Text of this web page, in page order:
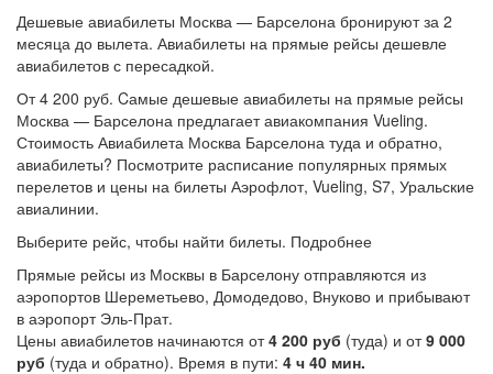
Дешевые авиабилеты Москва — Барселона бронируют за 2
месяца до вылета. Авиабилеты на прямые рейсы дешевле
авиабилетов с пересадкой.
От 4 200 руб. Cамые дешевые авиабилеты на прямые рейсы
Москва — Барселона предлагает авиакомпания Vueling.
Стоимость Авиабилета Москва Барселона туда и обратно,
авиабилеты? Посмотрите расписание популярных прямых
перелетов и цены на билеты Аэрофлот, Vueling, S7, Уральские
авиалинии.
Выберите рейс, чтобы найти билеты. Подробнее
Прямые рейсы из Москвы в Барселону отправляются из
аэропортов Шереметьево, Домодедово, Внуково и прибывают
в аэропорт Эль-Прат.
Цены авиабилетов начинаются от4 200 руб (туда) и от9 000
руб (туда и обратно). Время в пути: 4 ч 40 мин.